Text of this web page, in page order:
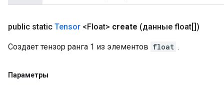
public static Tensor <Float> create (данные float[])
Создает тензор ранга 1 из элементов float .
Параметры